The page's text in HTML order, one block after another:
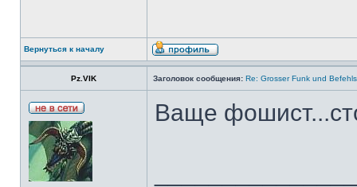
Вернуться к началу
Pz.VIK Заголовок сообщения: Re: Grosser Funk und
Ваще